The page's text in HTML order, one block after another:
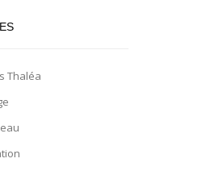
Thaléa